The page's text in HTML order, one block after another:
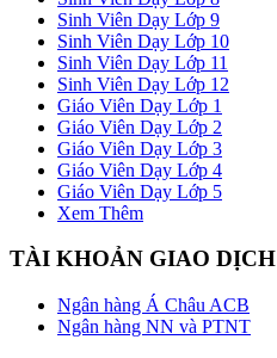
Sinh Viên Dạy Lớp 9
Sinh Viên Dạy Lớp 10
Sinh Viên Dạy Lớp 11
Sinh Viên Dạy Lớp 12
Giáo Viên Dạy Lớp 1
Giáo Viên Dạy Lớp 2
Giáo Viên Dạy Lớp 3
Giáo Viên Dạy Lớp 4
Giáo Viên Dạy Lớp 5
Xem Thêm
TÀI KHOẢN GIAO DỊCH
Ngân hàng Á Châu ACB
Ngân hàng NN và PTNT